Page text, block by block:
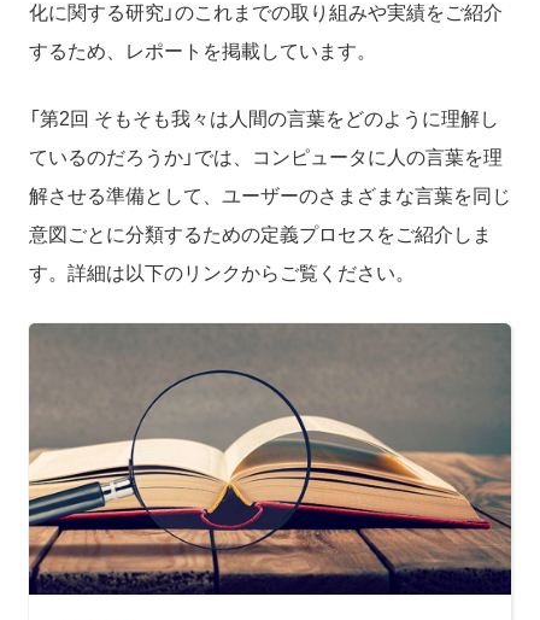
化に関する研究」のこれまでの取り組みや実績をご紹介
するため、レポートを掲載しています。
「第2回 そもそも我々は人間の言葉をどのように理解し
ているのだろうか」では、コンピュータに人の言葉を理
解させる準備として、ユーザーのさまざまな言葉を同じ
意図ごとに分類するための定義プロセスをご紹介しま
す。詳細は以下のリンクからご覧ください。